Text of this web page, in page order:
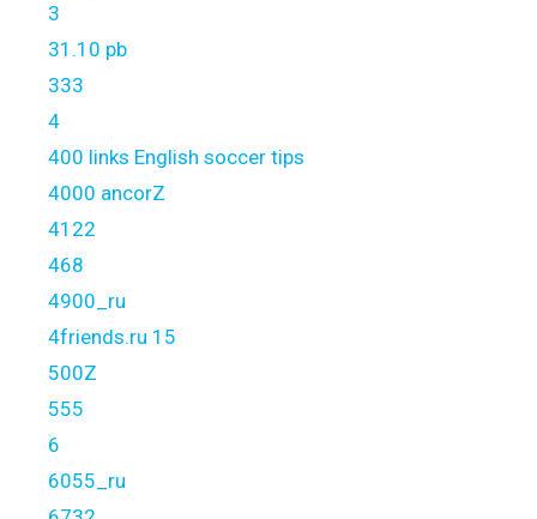
3
31.10 pb
333
4
400 links English soccer tips
4000 ancorZ
4122
468
4900_ru
4friends.ru 15
500Z
555
6
6055_ru